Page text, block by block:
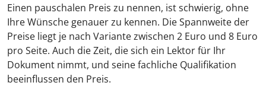
Einen pauschalen Preis zu nennen, ist schwierig, ohne
Ihre Wünsche genauer zu kennen. Die Spannweite der
Preise liegt je nach Variante zwischen 2 Euro und 8 Euro
pro Seite. Auch die Zeit, die sich ein Lektor für Ihr
Dokument nimmt, und seine fachliche Qualifikation
beeinflussen den Preis.